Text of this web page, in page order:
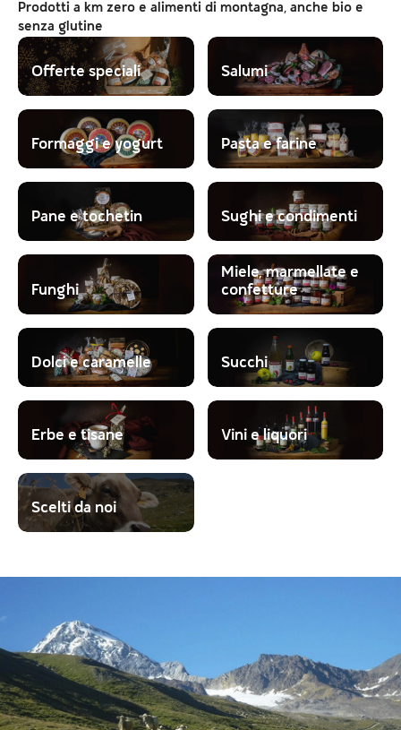
Prodotti a km zero e alimenti di montagna, anche bio e
senza glutine
Offerte speciali Salumi
Formaggi e yogurt Pasta e farine
Pane e tochetin Sughi e condimenti
Funghi
Miele, marmellate e
confetture
Dolci e caramelle Succhi
Erbe e tisane Vini e liquori
Scelti da noi